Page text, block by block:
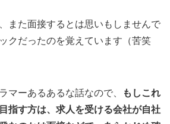
また面接するとは思いもしませんで
クだったのを覚えています（苦笑
マーあるあるな話なので、
もしこれ
指す方は、求人を受ける会社が自社